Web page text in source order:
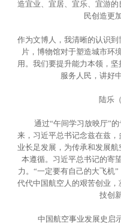
造宜业、宜居、宜乐、宜游
民创造更
作为文博人，我清晰的认识
片，博物馆对于塑造城市环
用。我们要提升能力本领，
服务人民，讲好
陆乐
通过“午间学习放映厅”
来，习近平总书记念兹在兹
业长足发展，为传承和发展
本遵循。习近平总书记的寄
力。“一定要有自己的大飞机
代代中国航空人的艰苦创业
技创
中国航空事业发展史启